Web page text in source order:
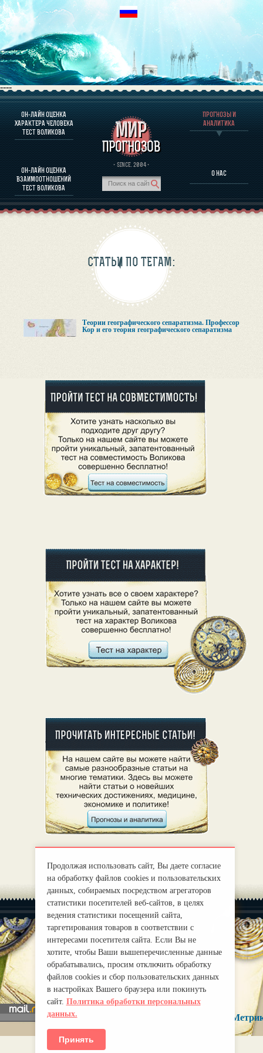
----
ОН-ЛАЙН ОЦЕНКА
ХАРАКТЕРА ЧЕЛОВЕКА
ТЕСТ ВОЛИКОВА
ОН-ЛАЙН ОЦЕНКА
ВЗАИМООТНОШЕНИЙ
ТЕСТ ВОЛИКОВА
· SINCE. 2004 ·
ПРОГНОЗЫ И
АНАЛИТИКА
О НАС
О ПРОГРАММЕ
ОЦЕНКА ХАРАКТЕРA ЧЕЛОВЕКА
ОЦЕНКА ХАРАКТЕРА ВЫДАЮЩИХСЯ ЛИЧНОСТЕЙ
О ПРОГРАММЕ
ПРОГНОЗЫ И АНАЛИТИКА
СТАТЬИ ПО ТЕГАМ:
Теории географического сепаратизма. Профессор
Кор и его теория географического сепаратизма
О нас
Правила
mirprognoz@mail.ru
Продолжая использовать сайт, Вы даете согласие
на обработку файлов cookies и пользовательских
данных, собираемых посредством агрегаторов
статистики посетителей веб-сайтов, в целях
ведения статистики посещений сайта,
таргетирования товаров в соответствии с
интересами посетителя сайта. Если Вы не
хотите, чтобы Ваши вышеперечисленные данные
обрабатывались, просим отключить обработку
файлов cookies и сбор пользовательских данных
в настройках Вашего браузера или покинуть
сайт. Политика обработки персональных
данных.
Принять